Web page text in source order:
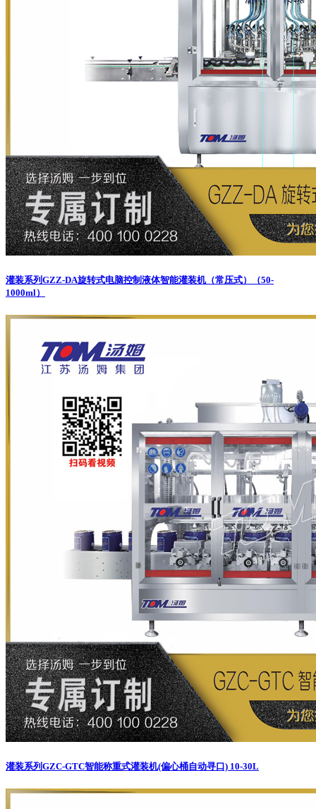
灌装系列 GZZ-DA旋转式电脑控制液体智能灌装机（常压式）（50-
1000ml）
灌装系列 GZC-GTC智能称重式灌装机(偏心桶自动寻口) 10-30L